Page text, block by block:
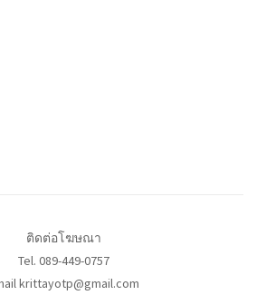
ติดต่อโฆษณา
Tel. 089-449-0757
krittayotp@gmail.com